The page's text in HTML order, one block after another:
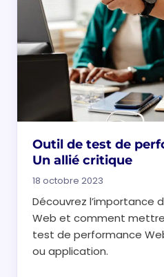
Outil de test de
Un allié critique
18 octobre 2023
Découvrez l’importance
Web et comment
test de performance
ou application.